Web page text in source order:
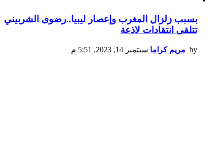
بسبب زلزال المغرب وإعصار ليبيا..رضوى الشربيني
تتلقى انتقادات لاذعة
by مريم كراما سبتمبر 14, 2023, 5:51 م